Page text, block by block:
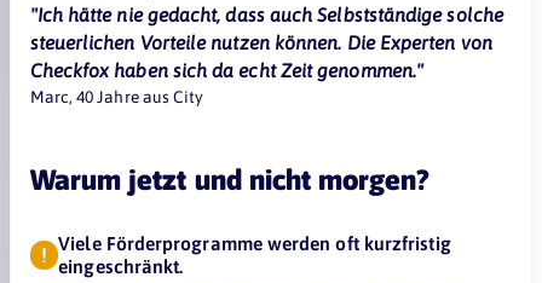
"Ich hätte nie gedacht, dass auch Selbstständige solche
steuerlichen Vorteile nutzen können. Die Experten von
Checkfox haben sich da echt Zeit genommen."
Marc, 40 Jahre aus City
Warum jetzt und nicht morgen?
Viele Förderprogramme werden oft kurzfristig
eingeschränkt.